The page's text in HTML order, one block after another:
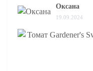
Оксана
19.09.2024